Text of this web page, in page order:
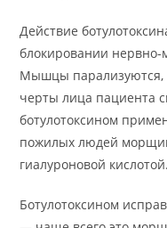
Действие
блокировании
Мышцы парализуются,
черты лица пациента
ботулотоксином
пожилых людей
гиалуроновой кислотой.
Ботулотоксином